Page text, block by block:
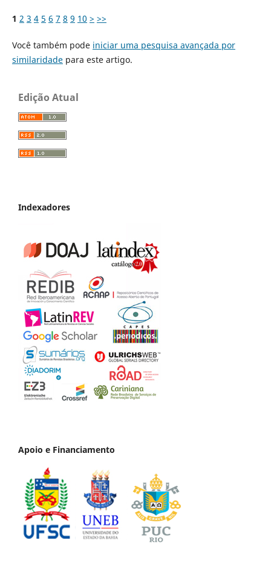
1 2 3 4 5 6 7 8 9 10 > >>
Você também pode iniciar uma pesquisa avançada por
similaridadepara este artigo.
Edição Atual
Indexadores
Apoio e Financiamento